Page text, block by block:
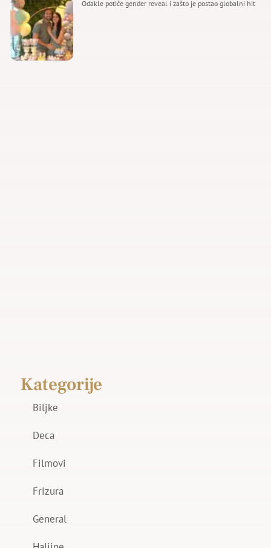
Odakle potiče gender reveal i zašto je postao globalni hit
Kategorije
Biljke
Deca
Filmovi
Frizura
General